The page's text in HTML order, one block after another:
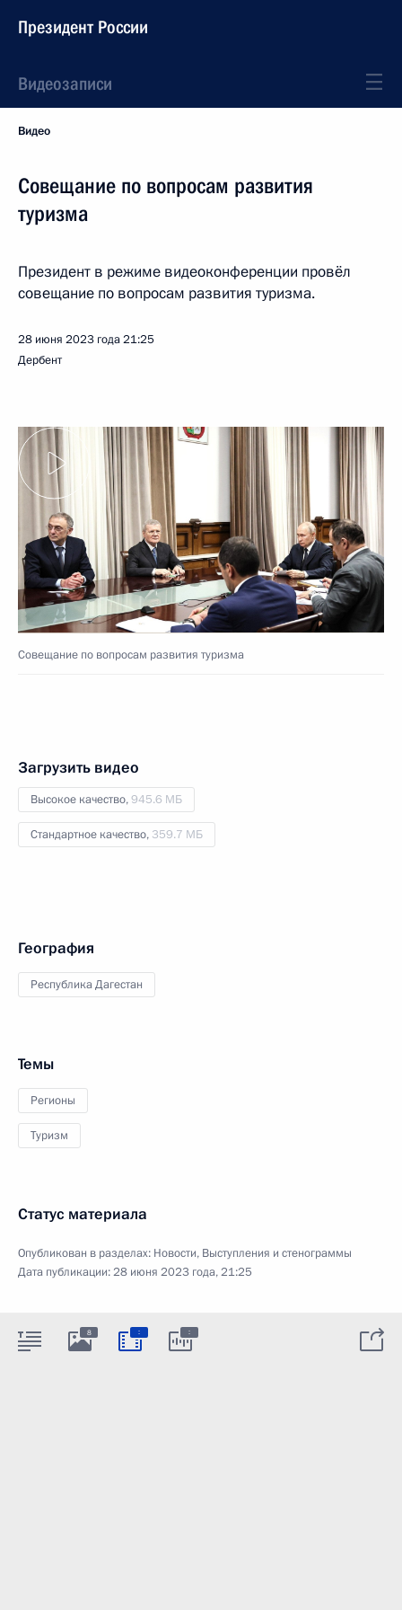
Президент России
Видеозаписи
Видео
Совещание по вопросам развития
туризма
Президент в режиме видеоконференции провёл
совещание по вопросам развития туризма.
28 июня 2023 года21:25
Дербент
Совещание по вопросам развития туризма
Загрузить видео
Высокое качество,945.6 МБ
Стандартное качество, 359.7 МБ
География
Республика Дагестан
Темы
Регионы
Туризм
Статус материала
Опубликован в разделах: Новости, Выступления и стенограммы
Дата публикации:28 июня 2023 года, 21:25
8 : :